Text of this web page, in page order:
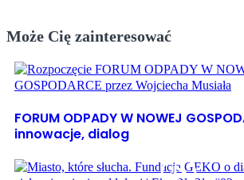
Może Cię zainteresować
FORUM ODPADY W NOWEJ
innowacje, dialog